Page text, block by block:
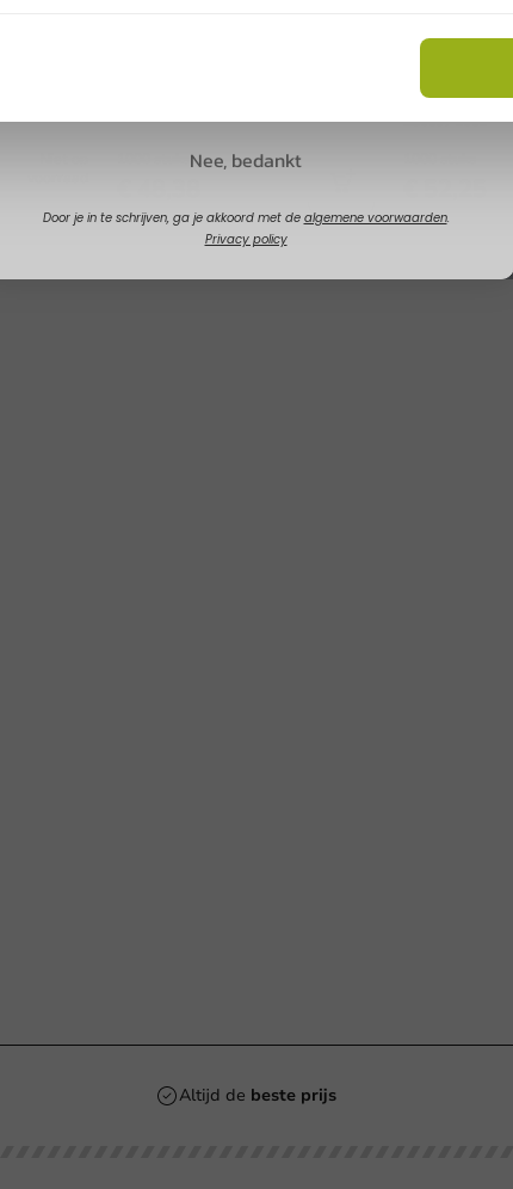
250cc/
250cc / 10oz
Altijd de beste prijs
Nee, bedankt
Door je in te schrijven, ga je akkoord met de algemene voorwaarden.
Privacy policy